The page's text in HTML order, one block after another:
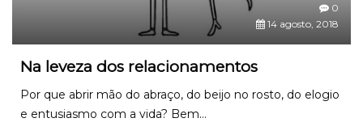
0
14 agosto, 2018
Na leveza dos relacionamentos
Por que abrir mão do abraço, do beijo no rosto, do elogio
e entusiasmo com a vida? Bem...